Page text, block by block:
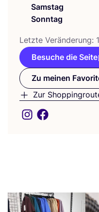
Samstag
Sonntag
Letz­te Ver­än­de­rung:
Besuche die Seite
Zu meinen
Zur